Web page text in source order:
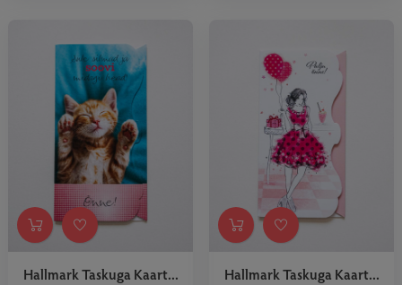
Hallmark Taskuga Kaart...
Hallmark Taskuga Kaart...